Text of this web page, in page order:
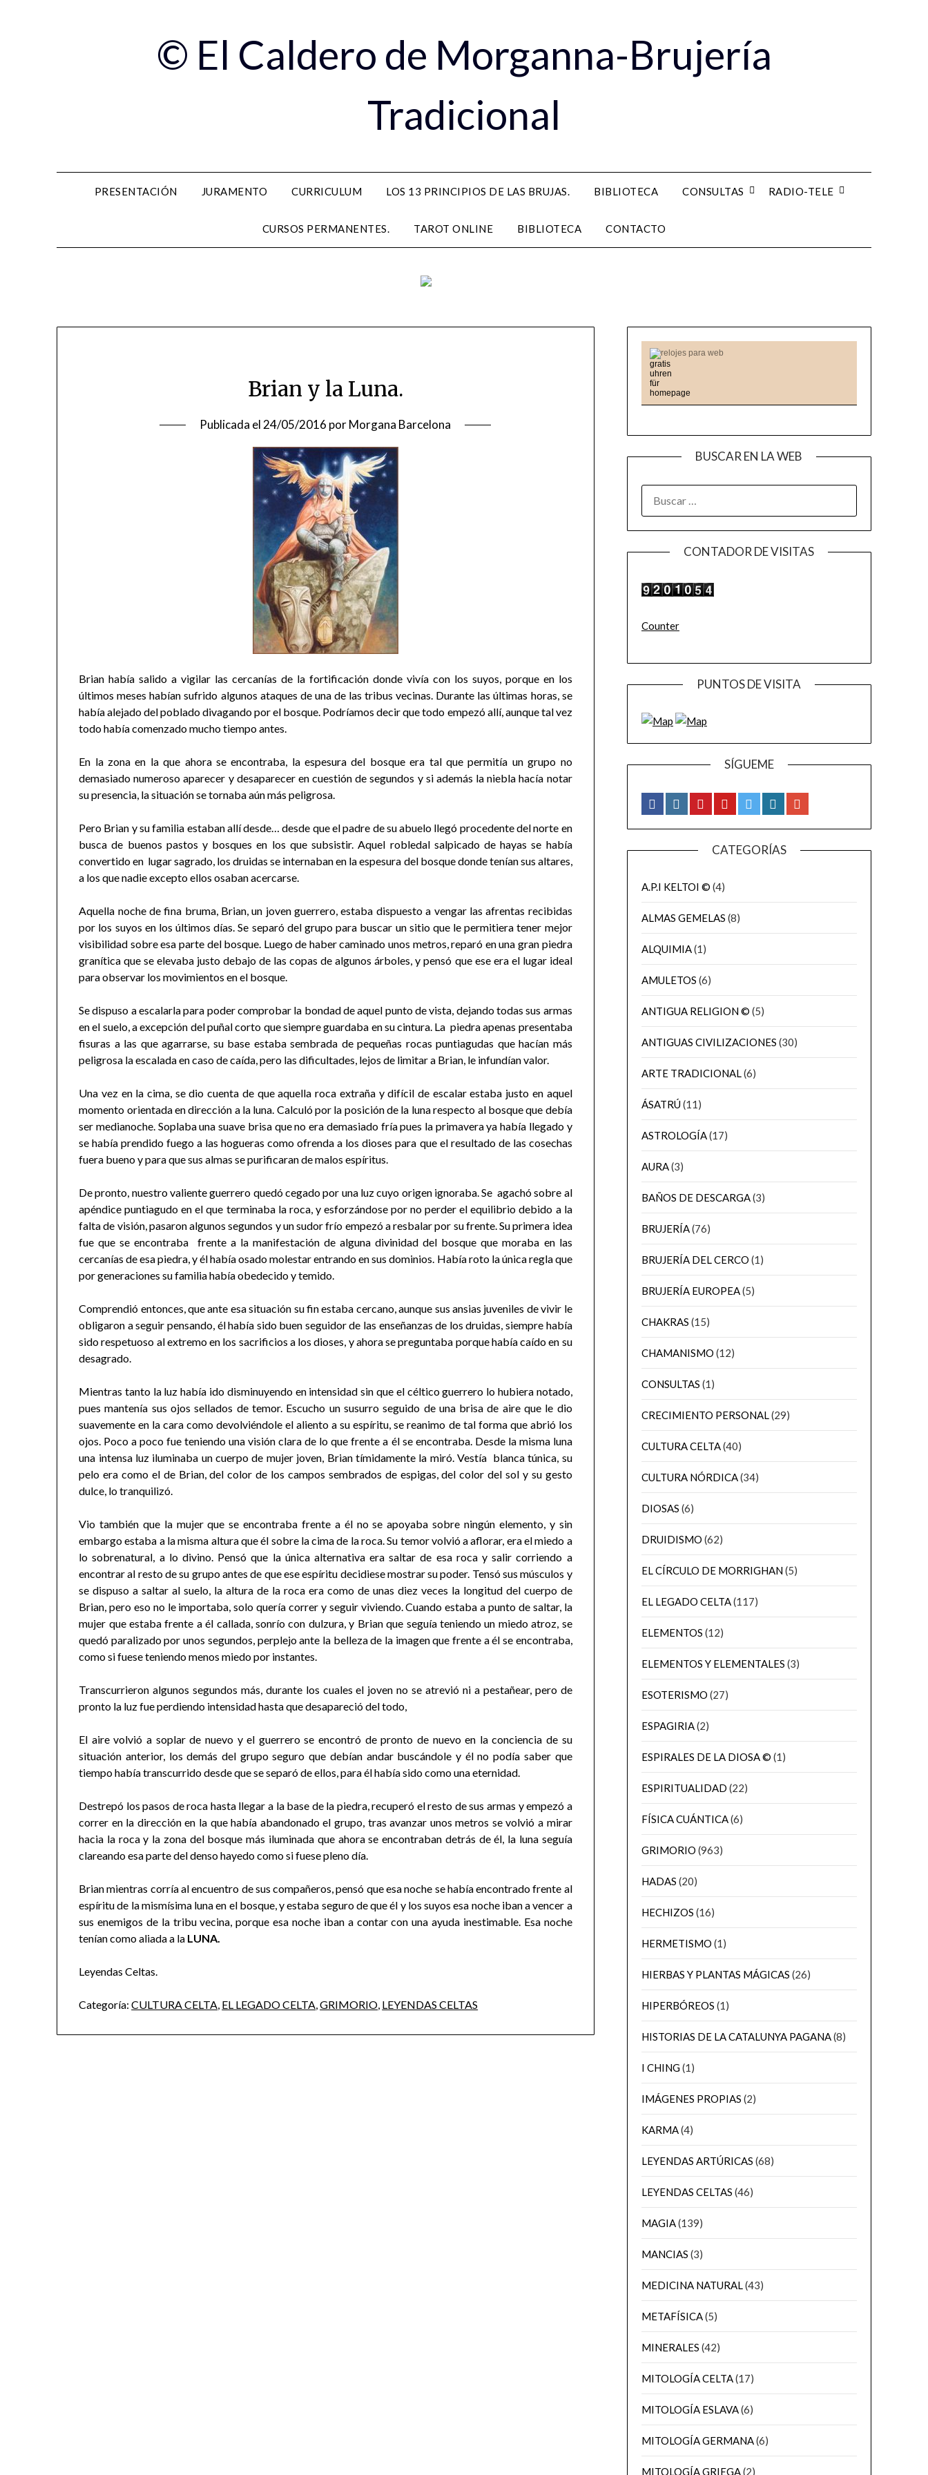
© El Caldero de Morganna-Brujería
Tradicional
PRESENTACIÓN JURAMENTO CURRICULUM LOS 13 PRINCIPIOS DE LAS BRUJAS. BIBLIOTECA CONSULTAS RADIO-TELE
CURSOS PERMANENTES. TAROT ONLINE BIBLIOTECA CONTACTO
Brian y la Luna.
Publicada el 24/05/2016 porMorgana Barcelona
Brian había salido a vigilar las cercanías de la fortificación donde vivía con los suyos, porque en los
últimos meses habían sufrido algunos ataques de una de las tribus vecinas. Durante las últimas horas, se
había alejado del poblado divagando por el bosque. Podríamos decir que todo empezó allí, aunque tal vez
todo había comenzado mucho tiempo antes.
En la zona en la que ahora se encontraba, la espesura del bosque era tal que permitía un grupo no
demasiado numeroso aparecer y desaparecer en cuestión de segundos y si además la niebla hacía notar
su presencia, la situación se tornaba aún más peligrosa.
Pero Brian y su familia estaban allí desde… desde que el padre de su abuelo llegó procedente del norte en
busca de buenos pastos y bosques en los que subsistir. Aquel robledal salpicado de hayas se había
convertido en lugar sagrado, los druidas se internaban en la espesura del bosque donde tenían sus altares,
a los que nadie excepto ellos osaban acercarse.
Aquella noche de fina bruma, Brian, un joven guerrero, estaba dispuesto a vengar las afrentas recibidas
por los suyos en los últimos días. Se separó del grupo para buscar un sitio que le permitiera tener mejor
visibilidad sobre esa parte del bosque. Luego de haber caminado unos metros, reparó en una gran piedra
granítica que se elevaba justo debajo de las copas de algunos árboles, y pensó que ese era el lugar ideal
para observar los movimientos en el bosque.
Se dispuso a escalarla para poder comprobar la bondad de aquel punto de vista, dejando todas sus armas
en el suelo, a excepción del puñal corto que siempre guardaba en su cintura. La piedra apenas presentaba
fisuras a las que agarrarse, su base estaba sembrada de pequeñas rocas puntiagudas que hacían más
peligrosa la escalada en caso de caída, pero las dificultades, lejos de limitar a Brian, le infundían valor.
Una vez en la cima, se dio cuenta de que aquella roca extraña y difícil de escalar estaba justo en aquel
momento orientada en dirección a la luna. Calculó por la posición de la luna respecto al bosque que debía
ser medianoche. Soplaba una suave brisa que no era demasiado fría pues la primavera ya había llegado y
se había prendido fuego a las hogueras como ofrenda a los dioses para que el resultado de las cosechas
fuera bueno y para que sus almas se purificaran de malos espíritus.
De pronto, nuestro valiente guerrero quedó cegado por una luz cuyo origen ignoraba. Se agachó sobre al
apéndice puntiagudo en el que terminaba la roca, y esforzándose por no perder el equilibrio debido a la
falta de visión, pasaron algunos segundos y un sudor frío empezó a resbalar por su frente. Su primera idea
fue que se encontraba frente a la manifestación de alguna divinidad del bosque que moraba en las
cercanías de esa piedra, y él había osado molestar entrando en sus dominios. Había roto la única regla que
por generaciones su familia había obedecido y temido.
Comprendió entonces, que ante esa situación su fin estaba cercano, aunque sus ansias juveniles de vivir le
obligaron a seguir pensando, él había sido buen seguidor de las enseñanzas de los druidas, siempre había
sido respetuoso al extremo en los sacrificios a los dioses, y ahora se preguntaba porque había caído en su
desagrado.
Mientras tanto la luz había ido disminuyendo en intensidad sin que el céltico guerrero lo hubiera notado,
pues mantenía sus ojos sellados de temor. Escucho un susurro seguido de una brisa de aire que le dio
suavemente en la cara como devolviéndole el aliento a su espíritu, se reanimo de tal forma que abrió los
ojos. Poco a poco fue teniendo una visión clara de lo que frente a él se encontraba. Desde la misma luna
una intensa luz iluminaba un cuerpo de mujer joven, Brian tímidamente la miró. Vestía blanca túnica, su
pelo era como el de Brian, del color de los campos sembrados de espigas, del color del sol y su gesto
dulce, lo tranquilizó.
Vio también que la mujer que se encontraba frente a él no se apoyaba sobre ningún elemento, y sin
embargo estaba a la misma altura que él sobre la cima de la roca. Su temor volvió a aflorar, era el miedo a
lo sobrenatural, a lo divino. Pensó que la única alternativa era saltar de esa roca y salir corriendo a
encontrar al resto de su grupo antes de que ese espíritu decidiese mostrar su poder. Tensó sus músculos y
se dispuso a saltar al suelo, la altura de la roca era como de unas diez veces la longitud del cuerpo de
Brian, pero eso no le importaba, solo quería correr y seguir viviendo. Cuando estaba a punto de saltar, la
mujer que estaba frente a él callada, sonrío con dulzura, y Brian que seguía teniendo un miedo atroz, se
quedó paralizado por unos segundos, perplejo ante la belleza de la imagen que frente a él se encontraba,
como si fuese teniendo menos miedo por instantes.
Transcurrieron algunos segundos más, durante los cuales el joven no se atrevió ni a pestañear, pero de
pronto la luz fue perdiendo intensidad hasta que desapareció del todo,
El aire volvió a soplar de nuevo y el guerrero se encontró de pronto de nuevo en la conciencia de su
situación anterior, los demás del grupo seguro que debían andar buscándole y él no podía saber que
tiempo había transcurrido desde que se separó de ellos, para él había sido como una eternidad.
Destrepó los pasos de roca hasta llegar a la base de la piedra, recuperó el resto de sus armas y empezó a
correr en la dirección en la que había abandonado el grupo, tras avanzar unos metros se volvió a mirar
hacia la roca y la zona del bosque más iluminada que ahora se encontraban detrás de él, la luna seguía
clareando esa parte del denso hayedo como si fuese pleno día.
Brian mientras corría al encuentro de sus compañeros, pensó que esa noche se había encontrado frente al
espíritu de la mismísima luna en el bosque, y estaba seguro de que él y los suyos esa noche iban a vencer a
sus enemigos de la tribu vecina, porque esa noche iban a contar con una ayuda inestimable. Esa noche
tenían como aliada a la LUNA.
Leyendas Celtas.
Categoría: CULTURA CELTA, EL LEGADO CELTA,GRIMORIO, LEYENDAS CELTAS
relojes para web
BUSCAR EN LA WEB
CONTADOR DE VISITAS
Counter
PUNTOS DE VISITA
SÍGUEME
CATEGORÍAS
A.P.I KELTOI © (4)
ALMAS GEMELAS (8)
ALQUIMIA(1)
AMULETOS (6)
ANTIGUA RELIGION © (5)
ANTIGUAS CIVILIZACIONES (30)
ARTE TRADICIONAL(6)
ÁSATRÚ(11)
ASTROLOGÍA(17)
AURA(3)
BAÑOS DE DESCARGA(3)
BRUJERÍA(76)
BRUJERÍA DEL CERCO (1)
BRUJERÍA EUROPEA(5)
CHAKRAS (15)
CHAMANISMO (12)
CONSULTAS (1)
CRECIMIENTO PERSONAL(29)
CULTURA CELTA(40)
CULTURA NÓRDICA(34)
DIOSAS (6)
DRUIDISMO (62)
EL CÍRCULO DE MORRIGHAN(5)
EL LEGADO CELTA(117)
ELEMENTOS (12)
ELEMENTOS Y ELEMENTALES (3)
ESOTERISMO (27)
ESPAGIRIA(2)
ESPIRALES DE LA DIOSA © (1)
ESPIRITUALIDAD (22)
FÍSICA CUÁNTICA(6)
GRIMORIO (963)
HADAS (20)
HECHIZOS (16)
HERMETISMO (1)
HIERBAS Y PLANTAS MÁGICAS (26)
HIPERBÓREOS (1)
HISTORIAS DE LA CATALUNYA PAGANA(8)
I CHING(1)
IMÁGENES PROPIAS (2)
KARMA(4)
LEYENDAS ARTÚRICAS (68)
LEYENDAS CELTAS (46)
MAGIA(139)
MANCIAS (3)
MEDICINA NATURAL(43)
METAFÍSICA(5)
MINERALES (42)
MITOLOGÍA CELTA(17)
MITOLOGÍA ESLAVA(6)
MITOLOGÍA GERMANA(6)
MITOLOGÍA GRIEGA(2)